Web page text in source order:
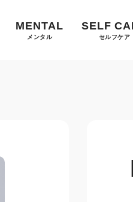
MENTAL
メンタル
SELF
セルフケア